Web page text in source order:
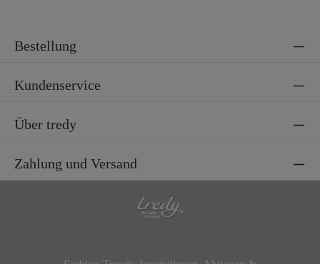
Bestellung
Kundenservice
Über tredy
Zahlung und Versand